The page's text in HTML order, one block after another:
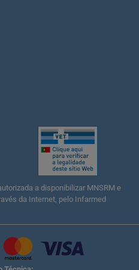
a disponibilizar MNSRM e
da Internet, pelo Infarmed